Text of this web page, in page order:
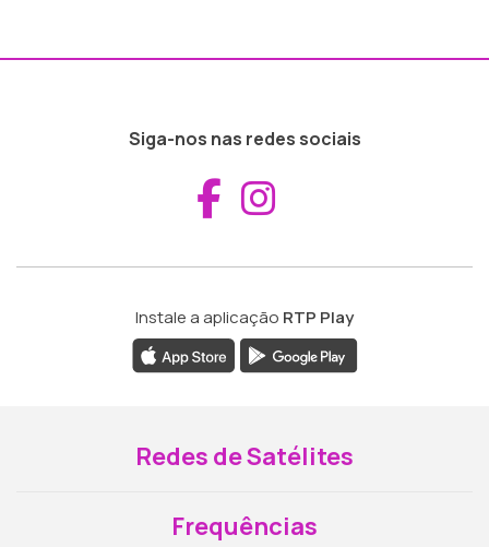
Siga-nos nas redes sociais
Aceder ao
Instale a aplicação RTP Play
Redes de Satélites
Frequências